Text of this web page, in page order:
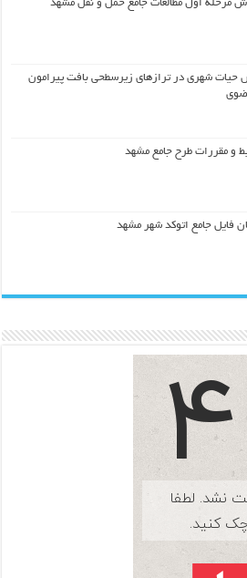
مرحله اول مطالعات جامع حمل و نقل مشهد
شهري در ترازهاي زیرسطحی بافت پیرامون
و مقررات طرح جامع مشهد
فایل جامع اتوکد شهر مشهد